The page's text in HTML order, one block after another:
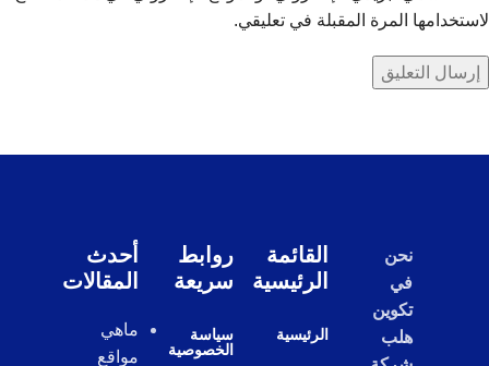
لاستخدامها المرة المقبلة في تعليقي.
نحن
في
تكوين
هلب
القائمة
الرئيسية
الرئيسية
روابط
سريعة
سياسة
الخصوصية
أحدث
المقالات
ماهي
مواقع